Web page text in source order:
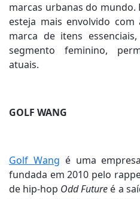
marcas urbanas do
esteja mais envolvido
marca de itens
segmento feminino,
atuais.
GOLF WANG
Golf Wang é uma
fundada em 2010 pelo
de hip-hop Odd Future é a